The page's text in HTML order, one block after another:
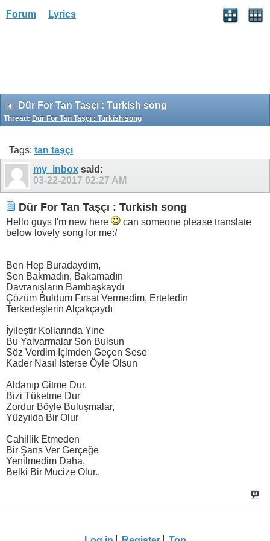
Forum Lyrics
Dür For Tan Taşçı : Turkish song
Thread: Dür For Tan Taşçı : Turkish song
Tags: tan taşçı
my_inbox said:
03-22-2017 02:27 AM
Dür For Tan Taşçı : Turkish song
Hello guys I'm new here
can someone please translate
below lovely song for me:/
Ben Hep Buradaydım,
Sen Bakmadın, Bakamadın
Davranışların Bambaşkaydı
Çözüm Buldum Fırsat Vermedim, Erteledin
Terkedeşlerin Alçakçaydı
İyileştir Kollarında Yine
Bu Yalvarmalar Son Bulsun
Söz Verdim Içimden Geçen Sese
Kader Nasıl Isterse Öyle Olsun
Aldanıp Gitme Dur,
Bizi Tüketme Dur
Zordur Böyle Buluşmalar,
Yüzyılda Bir Olur
Cahillik Etmeden
Bir Şans Ver Gerçeğe
Yenilmedim Daha,
Belki Bir Mucize Olur..